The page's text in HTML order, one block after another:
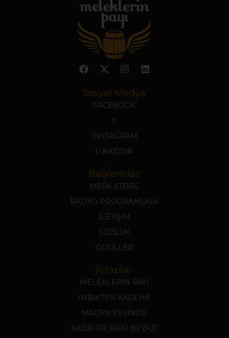
Sosyal Medya
FACEBOOK
X
INSTAGRAM
LINKEDIN
Bağlantılar
MEPA STORE
RADYO PROGRAMLARI
İLETİŞİM
SÖZLÜK
ÖDÜLLER
Kitaplar
MELEKLERİN PAYI
İMBİKTEN KADEHE
MALTIN PEŞİNDE
KADEHTE RAKI BEYAZI